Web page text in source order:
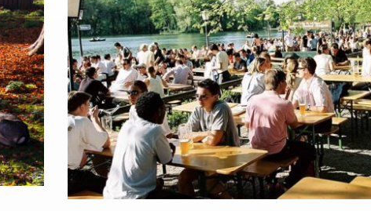
Monaco – Alternanza in Gita